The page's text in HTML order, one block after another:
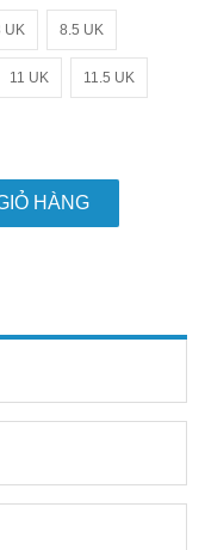
UK 8.5 UK
11 UK 11.5 UK
HÀNG